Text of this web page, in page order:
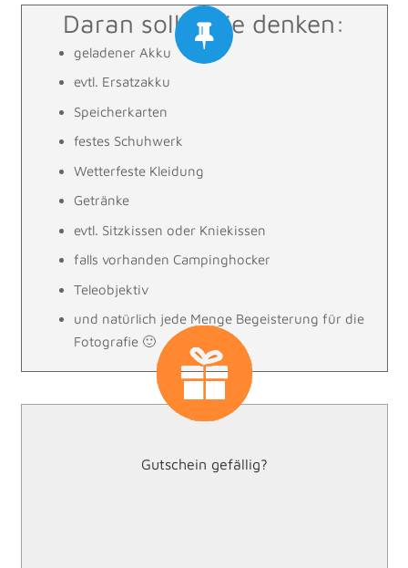
Daran sollte Sie denken:
geladener Akku
evtl. Ersatzakku
Speicherkarten
festes Schuhwerk
Wetterfeste Kleidung
Getränke
evtl. Sitzkissen oder Kniekissen
falls vorhanden Campinghocker
Teleobjektiv
und natürlich jede Menge Begeisterung für die
Fotografie 🙂
Gutschein gefällig?